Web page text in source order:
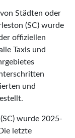
Städten oder
(SC) wurde
offiziellen
Taxis und
und
wurde 2025-
letzte